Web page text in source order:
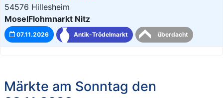
54576 Hillesheim
MoselFlohmnarkt Nitz
07.11.2026 Antik-Trödelmarkt überdacht
Märkte am Sonntag den